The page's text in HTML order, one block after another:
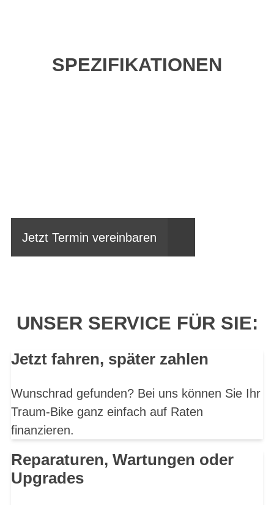
SPEZIFIKATIONEN
Jetzt Termin vereinbaren
UNSER SERVICE FÜR SIE:
Jetzt fahren, später zahlen
Wunschrad gefunden? Bei uns können Sie Ihr
Traum-Bike ganz einfach auf Raten
finanzieren.
Reparaturen, Wartungen oder
Upgrades